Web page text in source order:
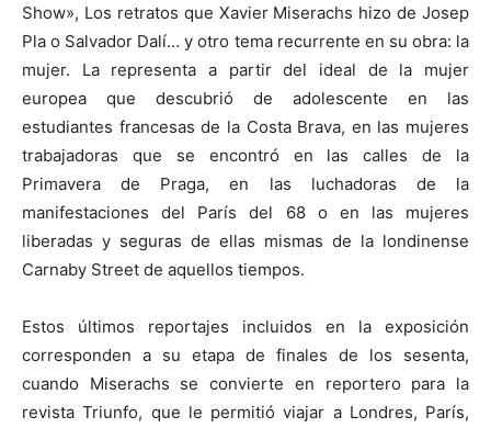
Show», Los retratos que Xavier Miserachs hizo de Josep
Pla o Salvador Dalí… y otro tema recurrente en su obra: la
mujer. La representa a partir del ideal de la mujer
europea que descubrió de adolescente en las
estudiantes francesas de la Costa Brava, en las mujeres
trabajadoras que se encontró en las calles de la
Primavera de Praga, en las luchadoras de la
manifestaciones del París del 68 o en las mujeres
liberadas y seguras de ellas mismas de la londinense
Carnaby Street de aquellos tiempos.
Estos últimos reportajes incluidos en la exposición
corresponden a su etapa de finales de los sesenta,
cuando Miserachs se convierte en reportero para la
revista Triunfo, que le permitió viajar a Londres, París,